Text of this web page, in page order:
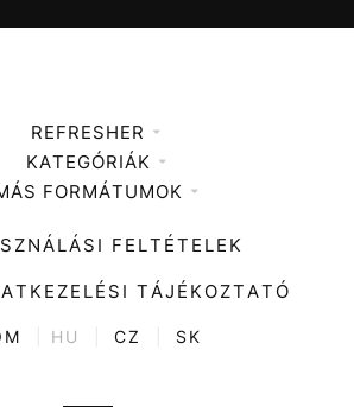
REFRESHER
Médiaajánlat
KATEGÓRIÁK
Zene
Divat
Kultúra
ENTR
FORMÁTUMOK
FELTÉTELEK
TÁJÉKOZTATÓ
HU CZ SK